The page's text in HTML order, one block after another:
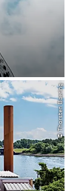
© Thorsten Baering